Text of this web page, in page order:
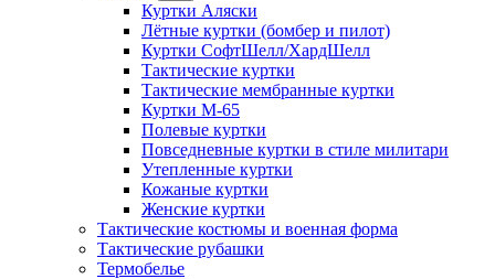
Куртки Аляски
Лётные куртки (бомбер и пилот)
Куртки СофтШелл/ХардШелл
Тактические куртки
Тактические мембранные куртки
Куртки М-65
Полевые куртки
Повседневные куртки в стиле милитари
Утепленные куртки
Кожаные куртки
Женские куртки
Тактические костюмы и военная форма
Тактические рубашки
Термобелье